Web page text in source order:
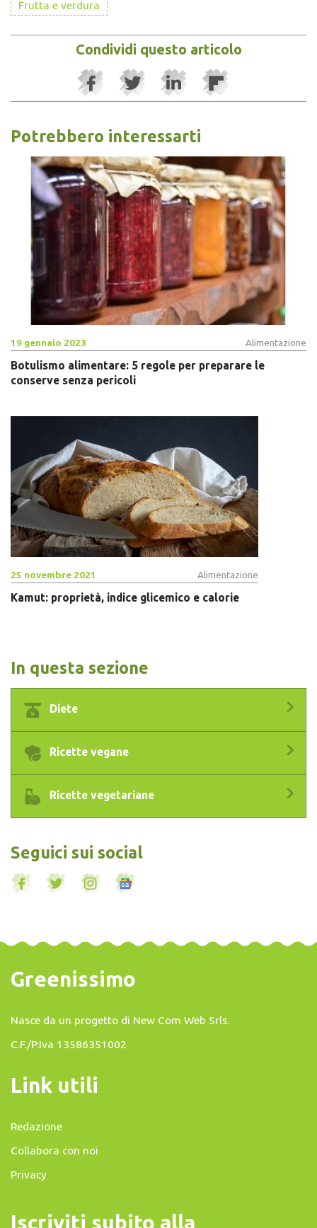
Frutta e verdura
Condividi questo articolo
Potrebbero interessarti
19 gennaio 2023 Alimentazione
Botulismo alimentare: 5 regole per preparare le
conserve senza pericoli
25 novembre 2021 Alimentazione
Kamut: proprietà, indice glicemico e calorie
In questa sezione
Diete
Ricette vegane
Ricette vegetariane
Seguici sui social
Greenissimo
Nasce da un progetto di New Com Web Srls.
C.F./P.Iva 13586351002
Link utili
Redazione
Collabora con noi
Privacy
Iscriviti subito alla